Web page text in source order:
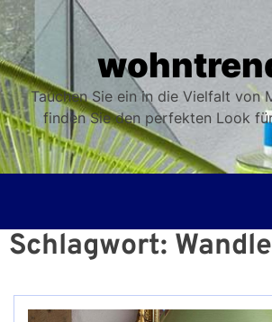
Skip
to
the
content
Tauchen Sie ein in die Vielfalt von
finden Sie den perfekten Look
Schlagwort: